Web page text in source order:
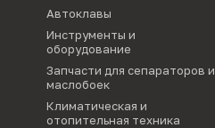
Автоклавы
Инструменты и
оборудование
Запчасти для сепараторов и
маслобоек
Климатическая и
отопительная техника